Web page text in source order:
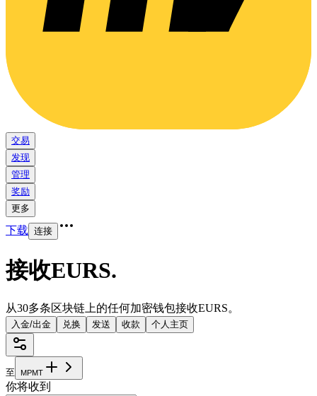
交易
发现
管理
奖励
更多
下载 连接
接收EURS.
从30多条区块链上的任何加密钱包接收EURS。
入金/出金 兑换 发送 收款 个人主页
至 MPMT
你将收到